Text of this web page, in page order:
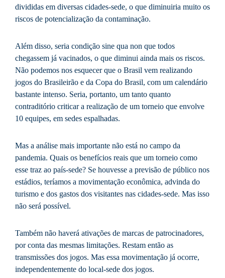
divididas em diversas cidades-sede, o que diminuiria muito os
riscos de potencialização da contaminação.
Além disso, seria condição sine qua non que todos
chegassem já vacinados, o que diminui ainda mais os riscos.
Não podemos nos esquecer que o Brasil vem realizando
jogos do Brasileirão e da Copa do Brasil, com um calendário
bastante intenso. Seria, portanto, um tanto quanto
contraditório criticar a realização de um torneio que envolve
10 equipes, em sedes espalhadas.
Mas a análise mais importante não está no campo da
pandemia. Quais os benefícios reais que um torneio como
esse traz ao país-sede? Se houvesse a previsão de público nos
estádios, teríamos a movimentação econômica, advinda do
turismo e dos gastos dos visitantes nas cidades-sede. Mas isso
não será possível.
Também não haverá ativações de marcas de patrocinadores,
por conta das mesmas limitações. Restam então as
transmissões dos jogos. Mas essa movimentação já ocorre,
independentemente do local-sede dos jogos.